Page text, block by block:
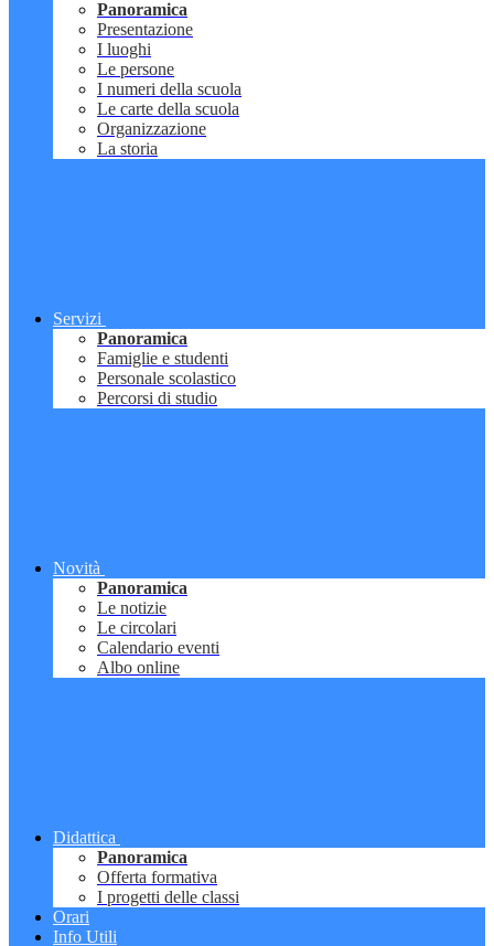
Panoramica
Presentazione
I luoghi
Le persone
I numeri della scuola
Le carte della scuola
Organizzazione
La storia
Servizi
Panoramica
Famiglie e studenti
Personale scolastico
Percorsi di studio
Novità
Panoramica
Le notizie
Le circolari
Calendario eventi
Albo online
Didattica
Panoramica
Offerta formativa
I progetti delle classi
Orari
Info Utili